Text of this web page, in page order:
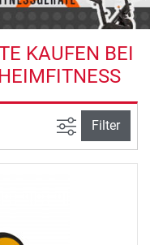
KAUFEN BEI
Ansicht
Filter